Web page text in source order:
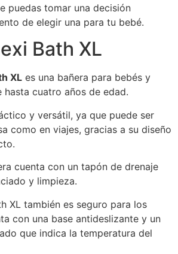
puedas tomar una decisión
de elegir una para tu bebé.
Bath XL
XL es una bañera para bebés y
hasta cuatro años de edad.
y versátil, ya que puede ser
como en viajes, gracias a su diseño
cuenta con un tapón de drenaje
y limpieza.
XL también es seguro para los
con una base antideslizante y un
que indica la temperatura del